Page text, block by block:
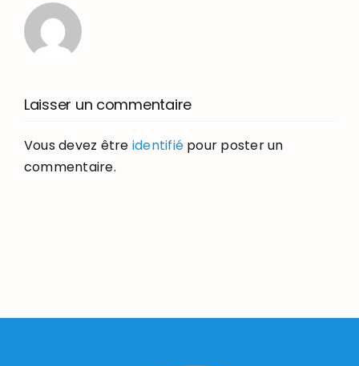
Laisser un commentaire
Vous devez être identifié pour poster un
commentaire.